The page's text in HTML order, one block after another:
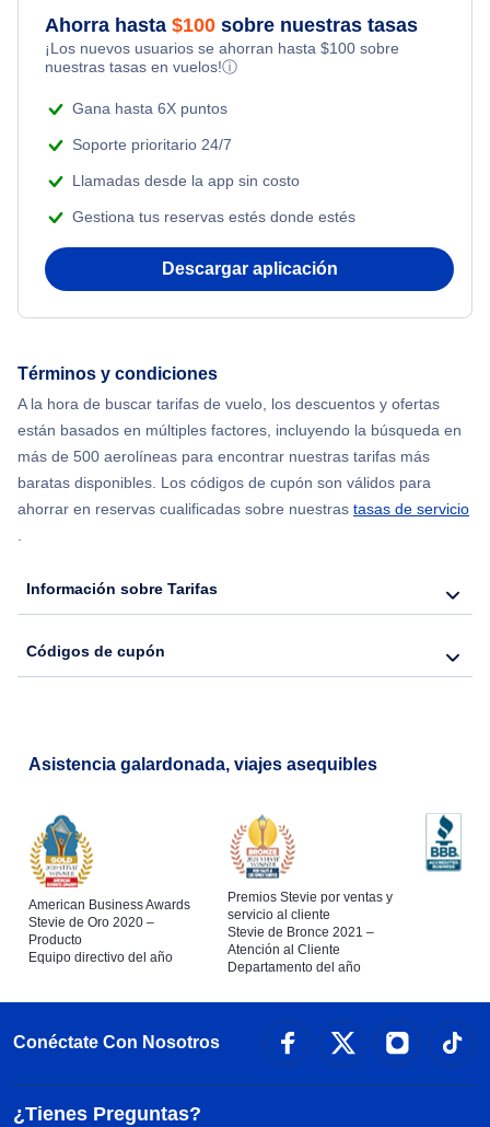
Flights Under $199
Romantic Vacations
Adventure Vacations
Ahorra hasta $100 sobre nuestras tasas
¡Los nuevos usuarios se ahorran hasta $100 sobre
nuestras tasas en vuelos!ⓘ
Gana hasta 6X puntos
Soporte prioritario 24/7
Llamadas desde la app sin costo
Gestiona tus reservas estés donde estés
Descargar aplicación
Términos y condiciones
A la hora de buscar tarifas de vuelo, los descuentos y ofertas
están basados en múltiples factores, incluyendo la búsqueda en
más de 500 aerolíneas para encontrar nuestras tarifas más
baratas disponibles. Los códigos de cupón son válidos para
ahorrar en reservas cualificadas sobre nuestras tasas de servicio
Información sobre Tarifas
Códigos de cupón
Asistencia galardonada, viajes asequibles
American Business Awards
Stevie de Oro 2020 –
Producto
Equipo directivo del año
Premios Stevie por ventas y
servicio al cliente
Stevie de Bronce 2021 –
Atención al Cliente
Departamento del año
Conéctate Con Nosotros
¿Tienes Preguntas?